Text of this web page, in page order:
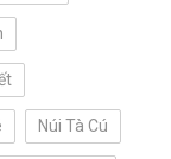
Núi Tà Cú